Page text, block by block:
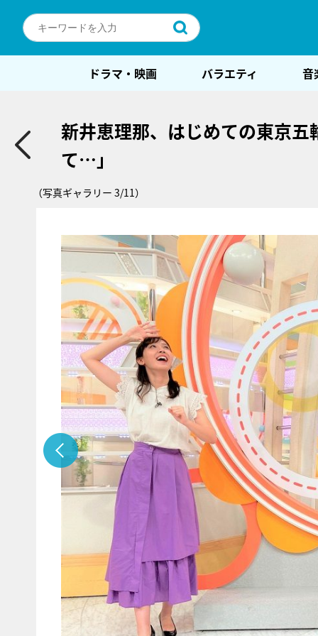
ドラマ・映画 バラエティ 音
新井恵理那、はじめての東京
て…」
（写真ギャラリー 3/11）